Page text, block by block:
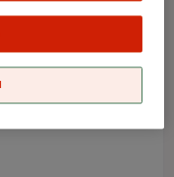
86%